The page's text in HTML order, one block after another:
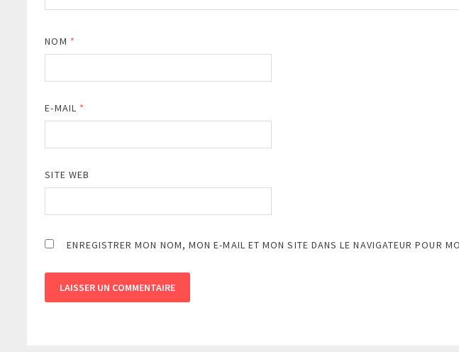
NOM *
E-MAIL *
SITE WEB
ENREGISTRER MON NOM, MON E-MAIL ET MON SITE DANS LE NAVIGATEUR POUR